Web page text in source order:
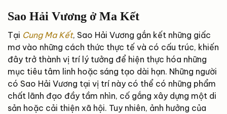
Sao Hải Vương ở Ma Kết
Tại Cung Ma Kết, Sao Hải Vương gắn kết những giấc
mơ vào những cách thức thực tế và có cấu trúc, khiến
đây trở thành vị trí lý tưởng để hiện thực hóa những
mục tiêu tâm linh hoặc sáng tạo dài hạn. Những người
có Sao Hải Vương tại vị trí này có thể có những phẩm
chất lãnh đạo đầy tầm nhìn, cố gắng xây dựng một di
sản hoặc cải thiện xã hội. Tuy nhiên, ảnh hưởng của